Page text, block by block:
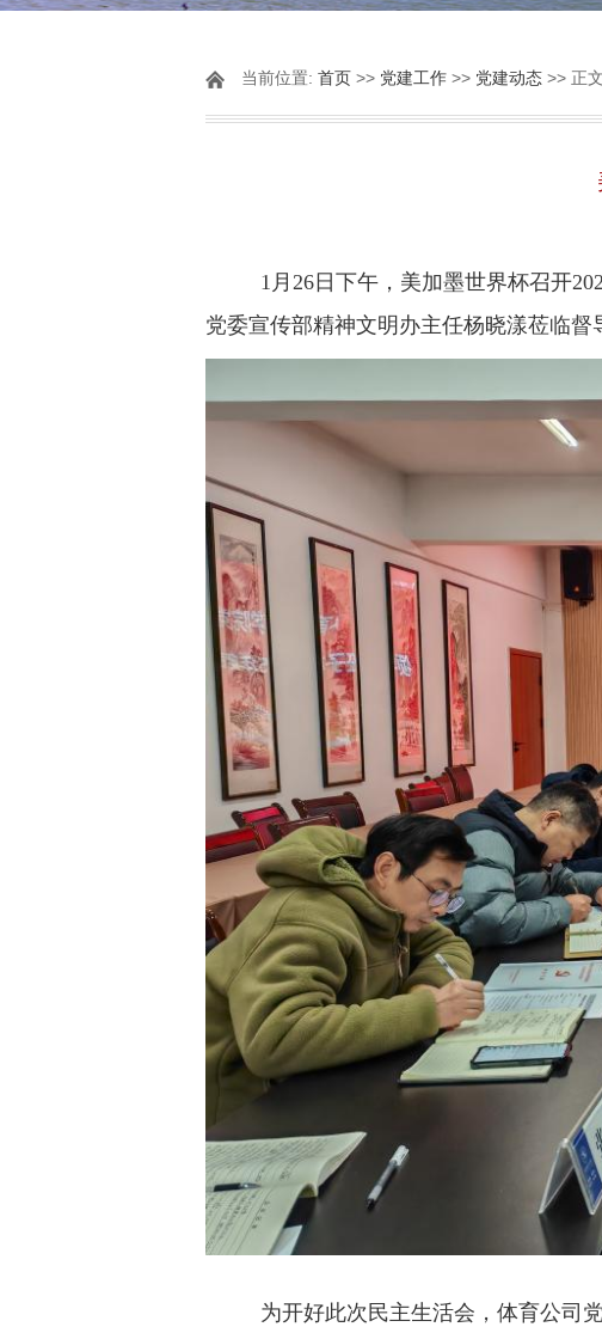
当前位置: 首页 >> 党建工作 >> 党建动态 >> 正文
1月26日下午，美加墨世界杯召开
党委宣传部精神文明办主任杨晓漾莅临
为开好此次民主生活会，体育公司